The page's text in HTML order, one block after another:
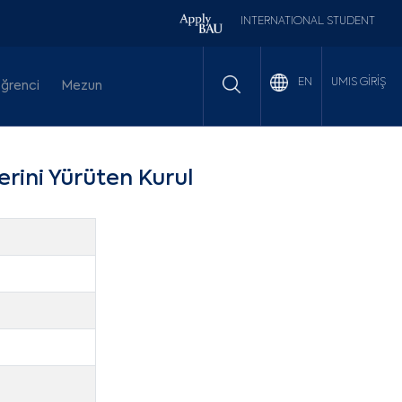
INTERNATIONAL STUDENT
Mezun EN UMIS GİRİŞ
Yürüten Kurul